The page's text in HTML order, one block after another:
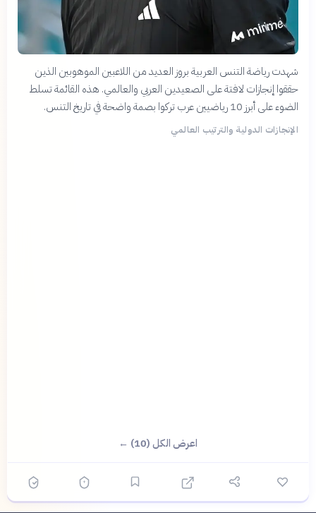
شهدت رياضة التنس العربية بروز العديد من اللاعبين الموهوبين الذين
حققوا إنجازات لافتة على الصعيدين العربي والعالمي. هذه القائمة تسلط
الضوء على أبرز 10 رياضيين عرب تركوا بصمة واضحة في تاريخ التنس.
الإنجازات الدولية والترتيب العالمي
اعرض الكل (10) ←